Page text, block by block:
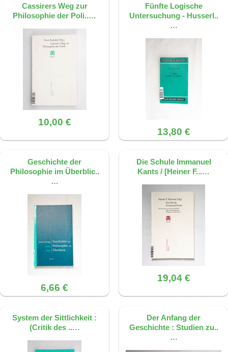
Cassirers Weg zur
Philosophie der Poli..…
10,00 €
Fünfte Logische
Untersuchung - Husserl..
…
13,80 €
Geschichte der
Philosophie im Überblic..
…
6,66 €
Die Schule Immanuel
Kants / [Heiner F...…
19,04 €
System der Sittlichkeit :
(Critik des ..…
Der Anfang der
Geschichte : Studien zu..
…